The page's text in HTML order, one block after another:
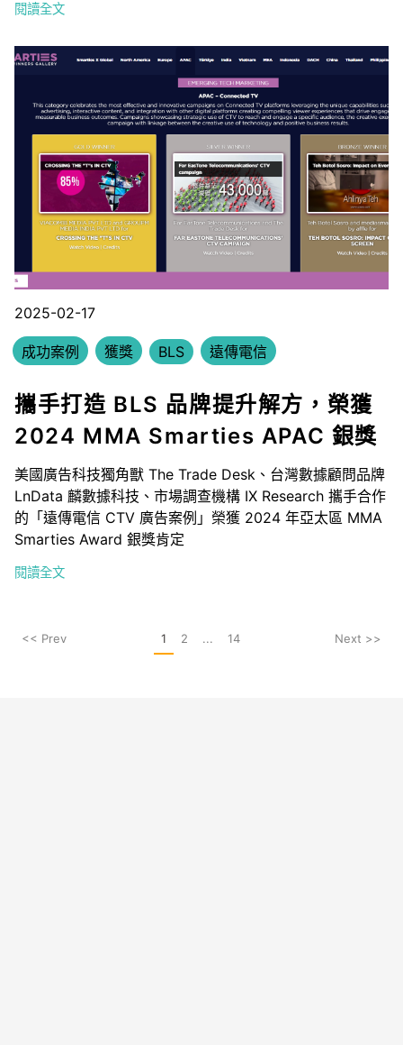
閱讀全文
2025-02-17
成功案例 獲獎 BLS 遠傳電信
攜手打造 BLS 品牌提升解方，榮獲
2024 MMA Smarties APAC 銀獎
美國廣告科技獨角獸 The Trade Desk、台灣數據顧問品牌
LnData 麟數據科技、市場調查機構 IX Research 攜手合作
的「遠傳電信 CTV 廣告案例」榮獲 2024 年亞太區 MMA
Smarties Award 銀獎肯定
閱讀全文
<< Prev 1 2 ... 14 Next >>